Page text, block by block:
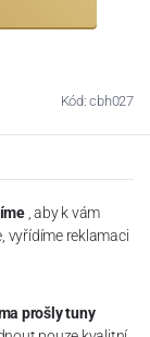
Kód: cbh027
, aby k vám
vyřídíme reklamaci
prošly tuny